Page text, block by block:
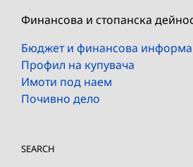
Финансова и стопанска
Бюджет и финансова
Профил на купувача
Имоти под наем
Почивно дело
SEARCH